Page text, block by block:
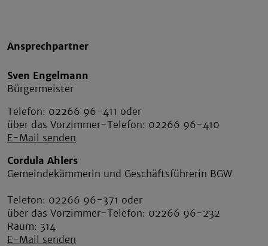
Ansprechpartner
Sven Engelmann
Bürgermeister
Telefon: 02266 96-411 oder
über das Vorzimmer-Telefon: 02266 96-410
E-Mail senden
Cordula Ahlers
Gemeindekämmerin und Geschäftsführerin BGW
Telefon: 02266 96-371 oder
über das Vorzimmer-Telefon: 02266 96-232
Raum: 314
E-Mail senden